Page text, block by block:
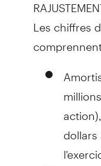
Les chiffres